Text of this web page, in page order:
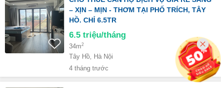
– XỊN – MỊN - THƠM TẠI PHỐ TRÍCH, TÂY
HỒ. CHỈ 6.5TR
6.5 triệu/tháng
34m2
Tây Hồ, Hà Nội
4 tháng trước